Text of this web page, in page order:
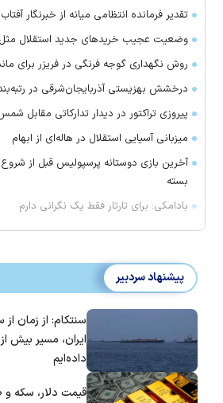
تقدیر فرمانده انتظامی میانه از خبرنگار
وضعیت عجیب خرید‌های جدید استقلال مثل
روش نگهداری گوجه فرنگی در فریزر برای
درخشش بهزیستی آذربایجان‌شرقی در
پیروزی تراکتور در دیدار تدارکاتی مقابل
میزبانی آسیایی استقلال در هاله‌ای از ابهام
آخرین بازی دوستانه پرسپولیس قبل از
بسته
بادامکی: برای تارتار فقط یک نگرانی دارم
پیشنهاد سردبیر
سنتکام: از زمان
داده‌ایم
قیمت دلار، سکه و